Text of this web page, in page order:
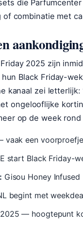
die
combinatie met
2025 zijn
hun Black Friday-
kanaal zei
ongelooflijke
op de week
vaak een
start Black Friday-
Gisou Honey
begint met
— hoogtepunt